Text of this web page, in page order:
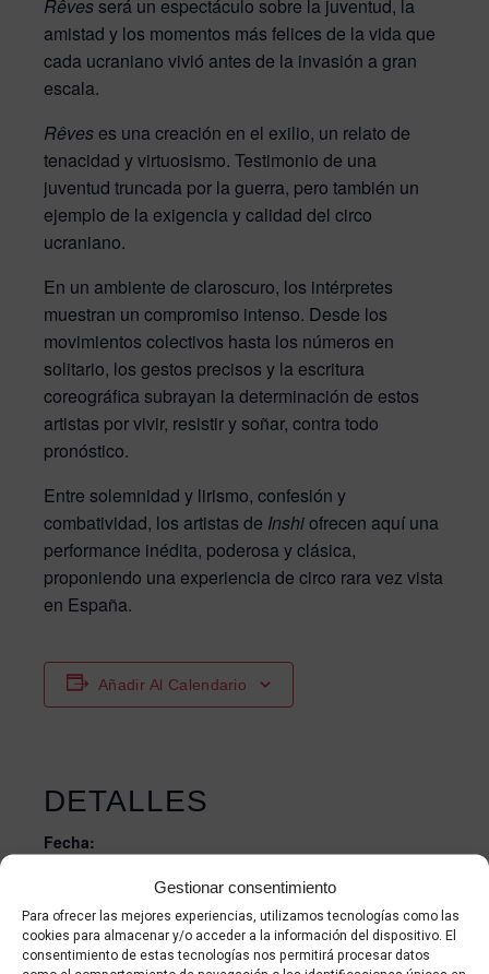
Gestionar consentimiento
Para ofrecer las mejores experiencias, utilizamos tecnologías como las
cookies para almacenar y/o acceder a la información del dispositivo. El
consentimiento de estas tecnologías nos permitirá procesar datos
Rêves será un espectáculo sobre la juventud, la
amistad y los momentos más felices de la vida que
cada ucraniano vivió antes de la invasión a gran
escala.
Rêveses una creación en el exilio, un relato de
tenacidad y virtuosismo. Testimonio de una
juventud truncada por la guerra, pero también un
ejemplo de la exigencia y calidad del circo
ucraniano.
En un ambiente de claroscuro, los intérpretes
muestran un compromiso intenso. Desde los
movimientos colectivos hasta los números en
solitario, los gestos precisos y la escritura
coreográfica subrayan la determinación de estos
artistas por vivir, resistir y soñar, contra todo
pronóstico.
Entre solemnidad y lirismo, confesión y
combatividad, los artistas de Inshiofrecen aquí una
performance inédita, poderosa y clásica,
proponiendo una experiencia de circo rara vez vista
en España.
Añadir Al Calendario
DETALLES
Fecha:
Hora:
18:30 - 20:00